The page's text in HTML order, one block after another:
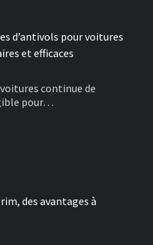
d’antivols pour voitures
et efficaces
continue de
pour…
des avantages à